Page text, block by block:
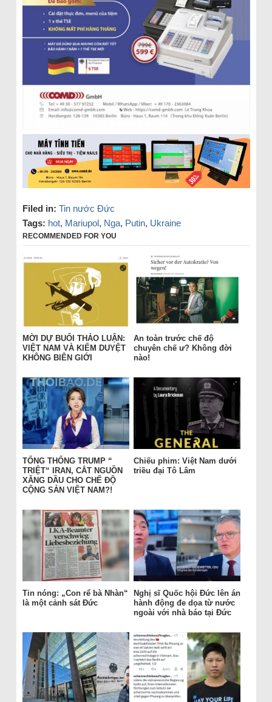
Filed in: Tin nước Đức
Tags: hot, Mariupol, Nga, Putin, Ukraine
RECOMMENDED FOR YOU
MỜI DỰ BUỔI THẢO LUẬN:
VIỆT NAM VÀ KIỂM DUYỆT
KHÔNG BIÊN GIỚI
An toàn trước chế độ
chuyên chế ư? Không đời
nào!
TỔNG THỐNG TRUMP “
TRIỆT“ IRAN, CẮT NGUỒN
XĂNG DẦU CHO CHẾ ĐỘ
CỘNG SẢN VIỆT NAM?!
Chiếu phim: Việt Nam dưới
triều đại Tô Lâm
Tin nóng: „Con rể bà Nhàn“
là một cảnh sát Đức
Nghị sĩ Quốc hội Đức lên án
hành động đe dọa từ nước
ngoài với nhà báo tại Đức